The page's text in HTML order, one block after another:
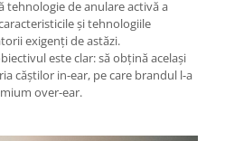
tehnologie de anulare activă a
și tehnologiile
exigenți de astăzi.
este clar: să obțină același
căștilor in-ear, pe care brandul l-a
over-ear.